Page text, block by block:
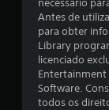
necessário
Antes de
para obter
Library
licenciado
Entertainment
Software.
todos os